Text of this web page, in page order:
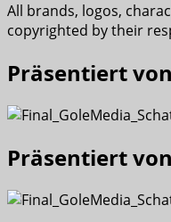
All brands, logos,
copyrighted by their
Präsentiert von
Präsentiert von